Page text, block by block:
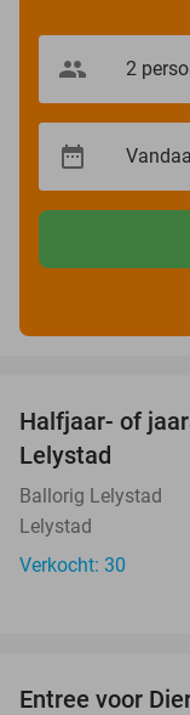
Halfjaar- of
Lelystad
Ballorig Lelystad
Lelystad
Verkocht: 30
Entree voor